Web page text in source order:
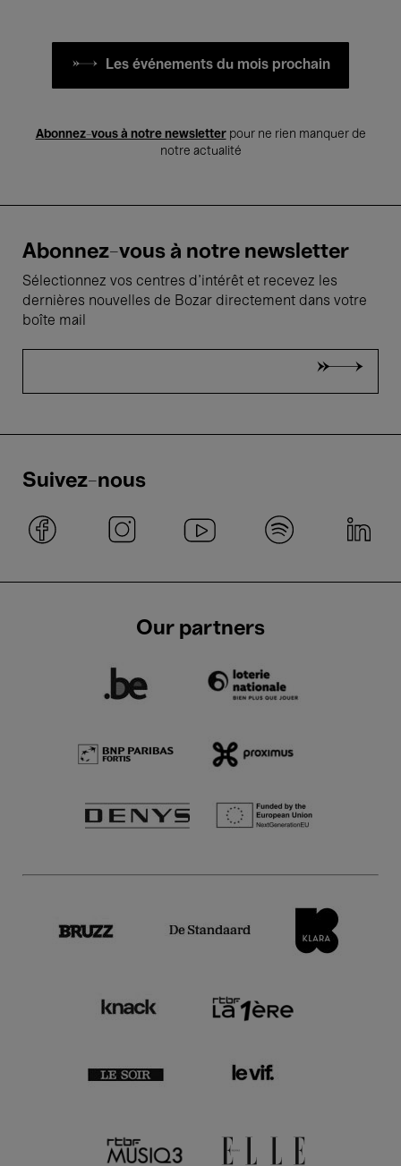
Les événements du mois prochain
Abonnez-vous à notre newsletterpour ne rien manquer de
notre actualité
Abonnez-vous à notre newsletter
Sélectionnez vos centres d'intérêt et recevez les
dernières nouvelles de Bozar directement dans votre
boîte mail
Suivez-nous
Our partners